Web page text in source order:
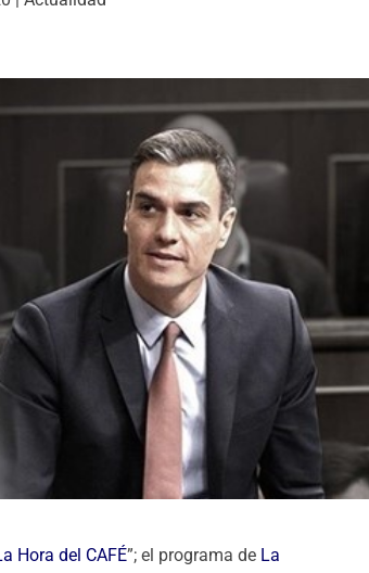
Hora del CAFÉ”; el programa de La